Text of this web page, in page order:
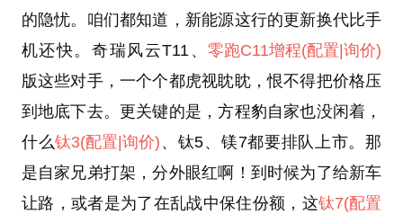
的隐忧。咱们都知道，新能源这行的更新换代比手
机还快。奇瑞风云T11、零跑C11增程(配置 |询价)
版这些对手，一个个都虎视眈眈，恨不得把价格压
到地底下去。更关键的是，方程豹自家也没闲着，
什么钛3(配置 |询价) 、钛5、镁7都要排队上市。那
是自家兄弟打架，分外眼红啊！到时候为了给新车
让路，或者是为了在乱战中保住份额，这钛7(配置